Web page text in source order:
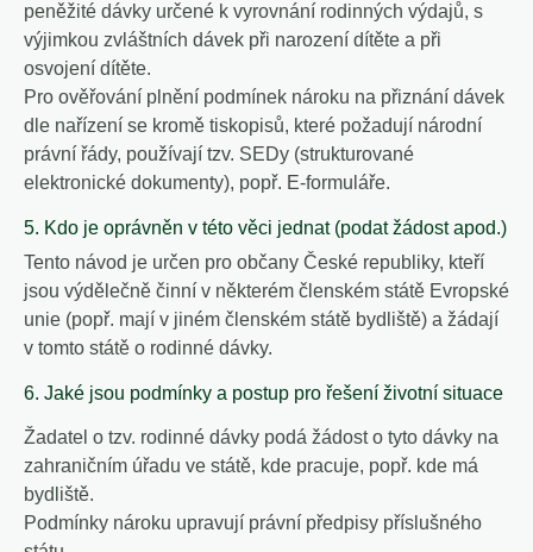
peněžité dávky určené k vyrovnání rodinných výdajů, s
výjimkou zvláštních dávek při narození dítěte a při
osvojení dítěte.
Pro ověřování plnění podmínek nároku na přiznání dávek
dle nařízení se kromě tiskopisů, které požadují národní
právní řády, používají tzv. SEDy (strukturované
elektronické dokumenty), popř. E-formuláře.
5. Kdo je oprávněn v této věci jednat (podat žádost apod.)
Tento návod je určen pro občany České republiky, kteří
jsou výdělečně činní v některém členském státě Evropské
unie (popř. mají v jiném členském státě bydliště) a žádají
v tomto státě o rodinné dávky.
6. Jaké jsou podmínky a postup pro řešení životní situace
Žadatel o tzv. rodinné dávky podá žádost o tyto dávky na
zahraničním úřadu ve státě, kde pracuje, popř. kde má
bydliště.
Podmínky nároku upravují právní předpisy příslušného